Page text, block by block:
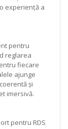
experiență a
pentru
reglarea
fiecare
ajunge
și
imersivă.
pentru RDS